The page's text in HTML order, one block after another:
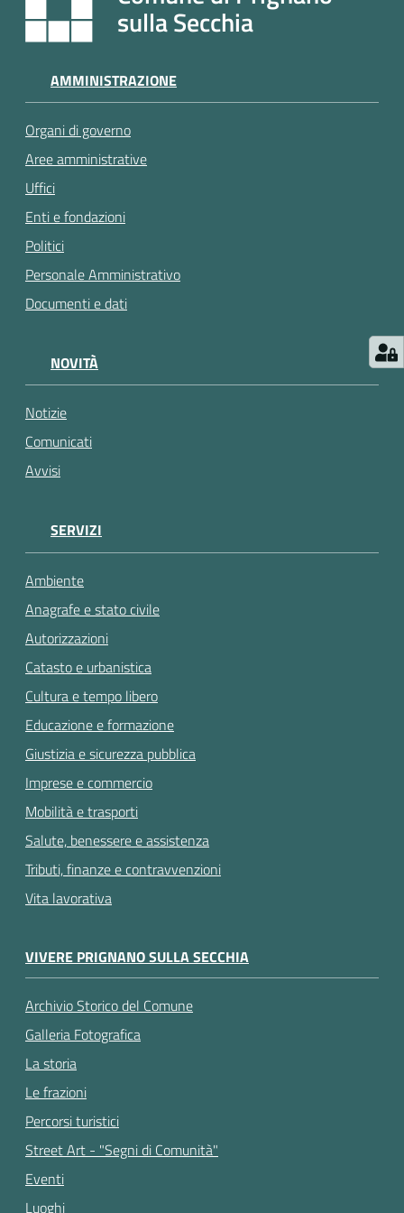
a
p
t
a
m
e
n
t
o
Tutti
gli
argomenti...
sulla Secchia
AMMINISTRAZIONE
Organi di governo
Aree amministrative
Uffici
Enti e fondazioni
Politici
Personale Amministrativo
Documenti e dati
NOVITÀ
Notizie
Comunicati
Avvisi
SERVIZI
Ambiente
Anagrafe e stato civile
Autorizzazioni
Catasto e urbanistica
Cultura e tempo libero
Educazione e formazione
Giustizia e sicurezza pubblica
Imprese e commercio
Mobilità e trasporti
Salute, benessere e assistenza
Tributi, finanze e contravvenzioni
Vita lavorativa
VIVERE PRIGNANO SULLA SECCHIA
Archivio Storico del Comune
Galleria Fotografica
La storia
Le frazioni
Percorsi turistici
Street Art - "Segni di Comunità"
Eventi
Luoghi